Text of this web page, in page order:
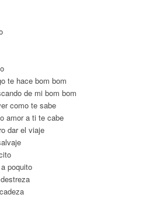
te hace bom bom
de mi bom bom
como te sabe
amor a ti te cabe
dar el viaje
poquito